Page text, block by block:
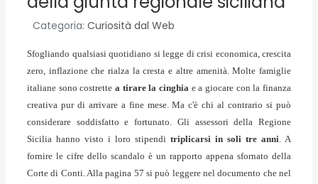
Categoria: Curiosità dal Web
Sfogliando qualsiasi quotidiano si legge di crisi economica, crescita
zero, inflazione che rialza la cresta e altre amenità. Molte famiglie
italiane sono costrette a tirare la cinghia e a giocare con la finanza
creativa pur di arrivare a fine mese. Ma c'è chi al contrario si può
considerare soddisfatto e fortunato. Gli assessori della Regione
Sicilia hanno visto i loro stipendi triplicarsi in soli tre anni. A
fornire le cifre dello scandalo è un rapporto appena sfornato della
Corte di Conti. Alla pagina 57 si può leggere nel documento che nel